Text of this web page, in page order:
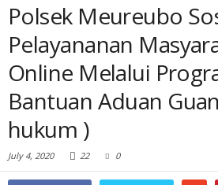
Polsek Meureubo
Pelayananan
Online Melalui
Bantuan Aduan
hukum )
July 4, 2020 22 0